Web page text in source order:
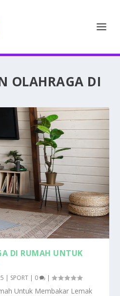
OLAHRAGA DI
DI RUMAH UNTUK
| SPORT | 0 |
Untuk Membakar Lemak